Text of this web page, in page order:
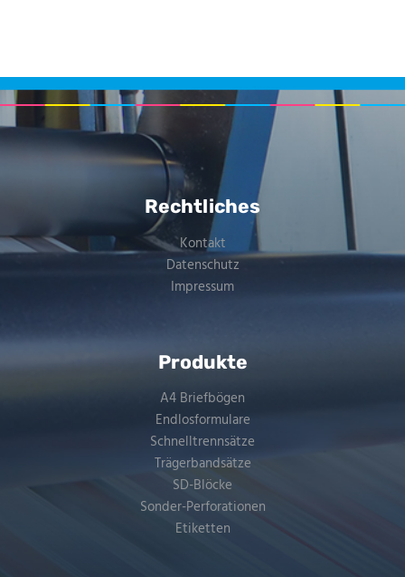
Rechtliches
Kontakt
Datenschutz
Impressum
Produkte
A4 Briefbögen
Endlosformulare
Schnelltrennsätze
Trägerbandsätze
SD-Blöcke
Sonder-Perforationen
Etiketten